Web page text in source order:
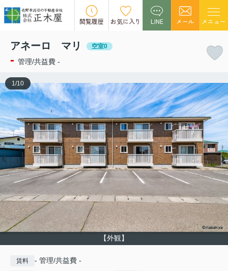
閲覧履歴 お気に入り LINE メール メニュー
この物件の募集は終了しました。
アネーロ マリ 空室0
- 管理/共益費 -
【外観】
1/10
賃料 - 管理/共益費 -